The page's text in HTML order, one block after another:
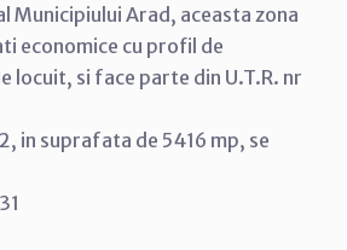
Municipiului Arad, aceasta zona
economice cu profil de
locuit, si face parte din U.T.R. nr
in suprafata de 5416 mp, se